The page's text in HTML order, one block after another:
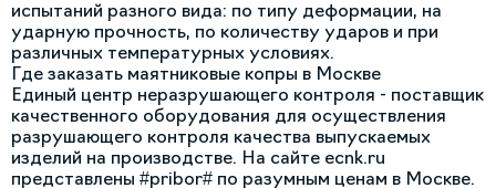
испытаний разного вида: по типу деформации, на
ударную прочность, по количеству ударов и при
различных температурных условиях.
Где заказать маятниковые копры в Москве
Единый центр неразрушающего контроля - поставщик
качественного оборудования для осуществления
разрушающего контроля качества выпускаемых
изделий на производстве. На сайте ecnk.ru
представлены #pribor# по разумным ценам в Москве.